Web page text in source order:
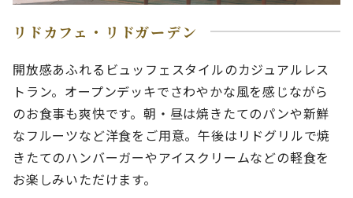
リドカフェ・リドガーデン
開放感あふれるビュッフェスタイルのカジュアルレス
トラン。オープンデッキでさわやかな風を感じながら
のお食事も爽快です。朝・昼は焼きたてのパンや新鮮
なフルーツなど洋食をご用意。午後はリドグリルで焼
きたてのハンバーガーやアイスクリームなどの軽食を
お楽しみいただけます。